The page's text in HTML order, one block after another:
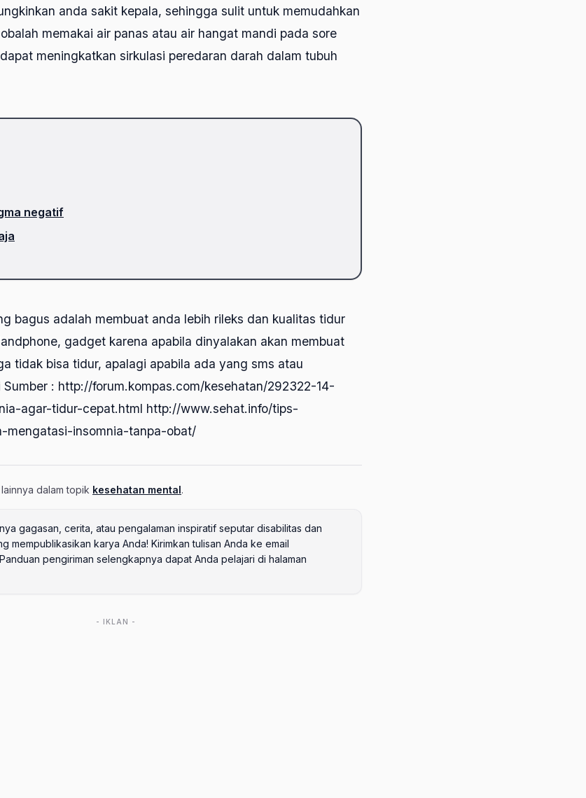
anda sakit kepala, sehingga sulit untuk memudahkan
memakai air panas atau air hangat mandi pada sore
meningkatkan sirkulasi peredaran darah dalam tubuh
negatif
bagus adalah membuat anda lebih rileks dan kualitas tidur
gadget karena apabila dinyalakan akan membuat
tidak bisa tidur, apalagi apabila ada yang sms atau
: http://forum.kompas.com/kesehatan/292322-14-
agar-tidur-cepat.html http://www.sehat.info/tips-
mengatasi-insomnia-tanpa-obat/
dalam topik kesehatan mental.
gagasan, cerita, atau pengalaman inspiratif seputar disabilitas dan
mempublikasikan karya Anda! Kirimkan tulisan Anda ke email
pengiriman selengkapnya dapat Anda pelajari di halaman
- IKLAN -